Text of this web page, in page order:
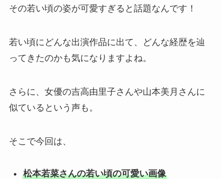
その若い頃の姿が可愛すぎると話題なんです！
若い頃にどんな出演作品に出て、どんな経歴を辿
ってきたのかも気になりますよね。
さらに、女優の吉高由里子さんや山本美月さんに
似ているという声も。
そこで今回は、
松本若菜さんの若い頃の可愛い画像